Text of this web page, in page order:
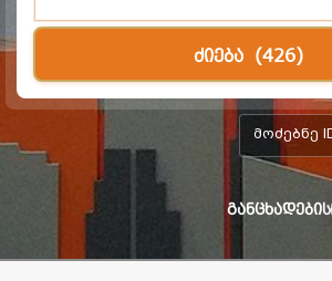
ძიება (426)
add-form
განცხადების